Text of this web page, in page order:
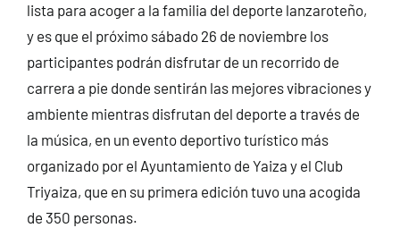
lista para acoger a la familia del deporte lanzaroteño,
y es que el próximo sábado 26 de noviembre los
participantes podrán disfrutar de un recorrido de
carrera a pie donde sentirán las mejores vibraciones y
ambiente mientras disfrutan del deporte a través de
la música, en un evento deportivo turístico más
organizado por el Ayuntamiento de Yaiza y el Club
Triyaiza, que en su primera edición tuvo una acogida
de 350 personas.